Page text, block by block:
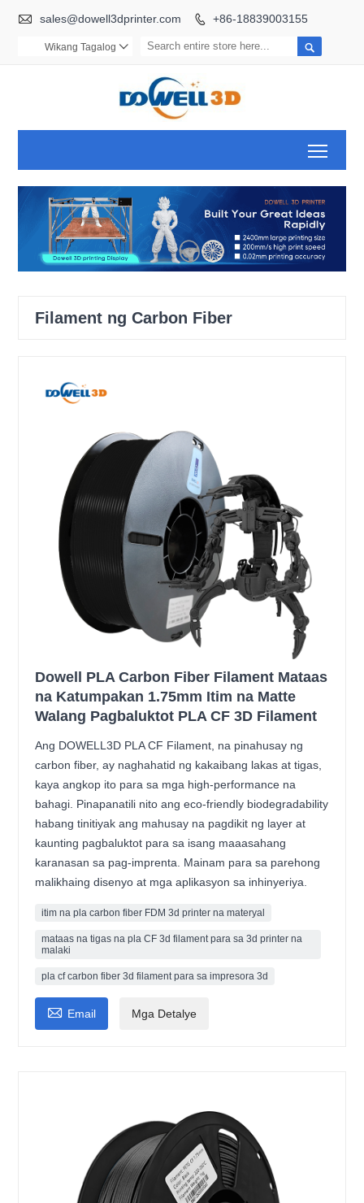
 sales@dowell3dprinter.com  +86-18839003155

Wikang Tagalog 
Filament ng Carbon Fiber
Dowell PLA Carbon Fiber Filament Mataas
na Katumpakan 1.75mm Itim na Matte
Walang Pagbaluktot PLA CF 3D Filament
Ang DOWELL3D PLA CF Filament, na pinahusay ng
carbon fiber, ay naghahatid ng kakaibang lakas at tigas,
kaya angkop ito para sa mga high-performance na
bahagi. Pinapanatili nito ang eco-friendly biodegradability
habang tinitiyak ang mahusay na pagdikit ng layer at
kaunting pagbaluktot para sa isang maaasahang
karanasan sa pag-imprenta. Mainam para sa parehong
malikhaing disenyo at mga aplikasyon sa inhinyeriya.
itim na pla carbon fiber FDM 3d printer na materyal
mataas na tigas na pla CF 3d filament para sa 3d printer na
malaki
pla cf carbon fiber 3d filament para sa impresora 3d
 Email Mga Detalye